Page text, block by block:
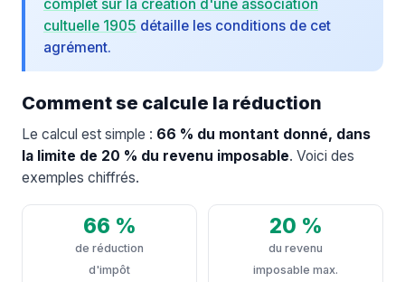
complet sur la création d'une association
cultuelle 1905 détaille les conditions de cet
agrément.
Comment se calcule la réduction
Le calcul est simple : 66 % du montant donné, dans
la limite de 20 % du revenu imposable. Voici des
exemples chiffrés.
66 %
de réduction
d'impôt
20 %
du revenu
imposable max.